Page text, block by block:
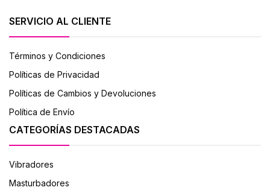
SERVICIO AL CLIENTE
Términos y Condiciones
Políticas de Privacidad
Políticas de Cambios y Devoluciones
Política de Envío
CATEGORÍAS DESTACADAS
Vibradores
Masturbadores